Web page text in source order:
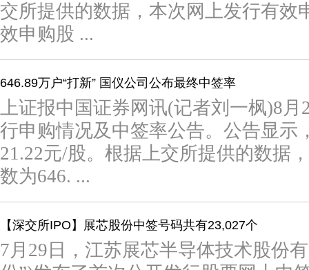
交所提供的数据，本次网上发行有效
效申购股 ...
646.89万户“打新” 国仪公司公布最终中签率
上证报中国证券网讯(记者刘一枫)8
行申购情况及中签率公告。公告显示
21.22元/股。根据上交所提供的数据
数为646. ...
【深交所IPO】展芯股份中签号码共有23,027个
7月29日，江苏展芯半导体技术股份